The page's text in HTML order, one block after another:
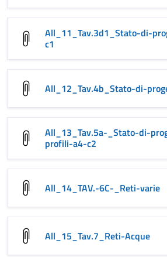
All_11_Tav.3d1_Stato-di-
c1
All_12_Tav.4b_Stato-di-
All_13_Tav.5a-_Stato-di-
profili-a4-c2
All_14_TAV.-6C-_Reti-varie
All_15_Tav.7_Reti-Acque